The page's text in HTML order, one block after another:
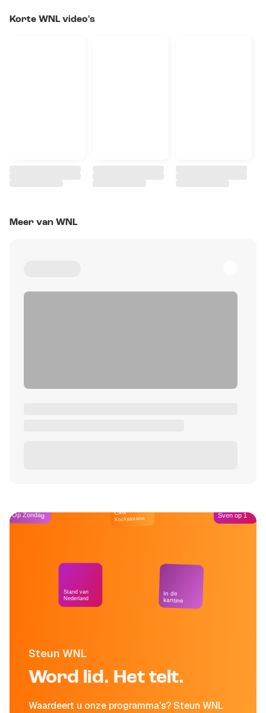
Korte WNL video's
Meer van WNL
Steun WNL
Word lid. Het telt.
Waardeert u onze programma's? Steun WNL
Op Zondag
Stand van
Nederland
Café
Kockelmann
In de
kantine
Sven op 1